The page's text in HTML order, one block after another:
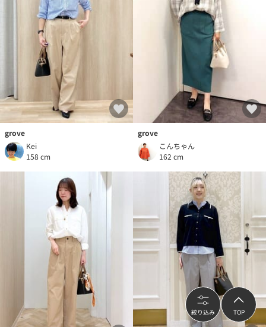
grove
Kei
158 cm
grove
こんちゃん
162 cm
絞り込み TOP